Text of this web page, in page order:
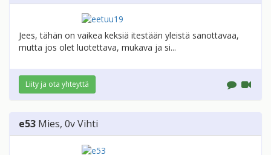
Jees, tähän on vaikea keksiä itestään yleistä sanottavaa,
mutta jos olet luotettava, mukava ja si...
Liity ja ota yhteyttä
e53 Mies, 0vVihti